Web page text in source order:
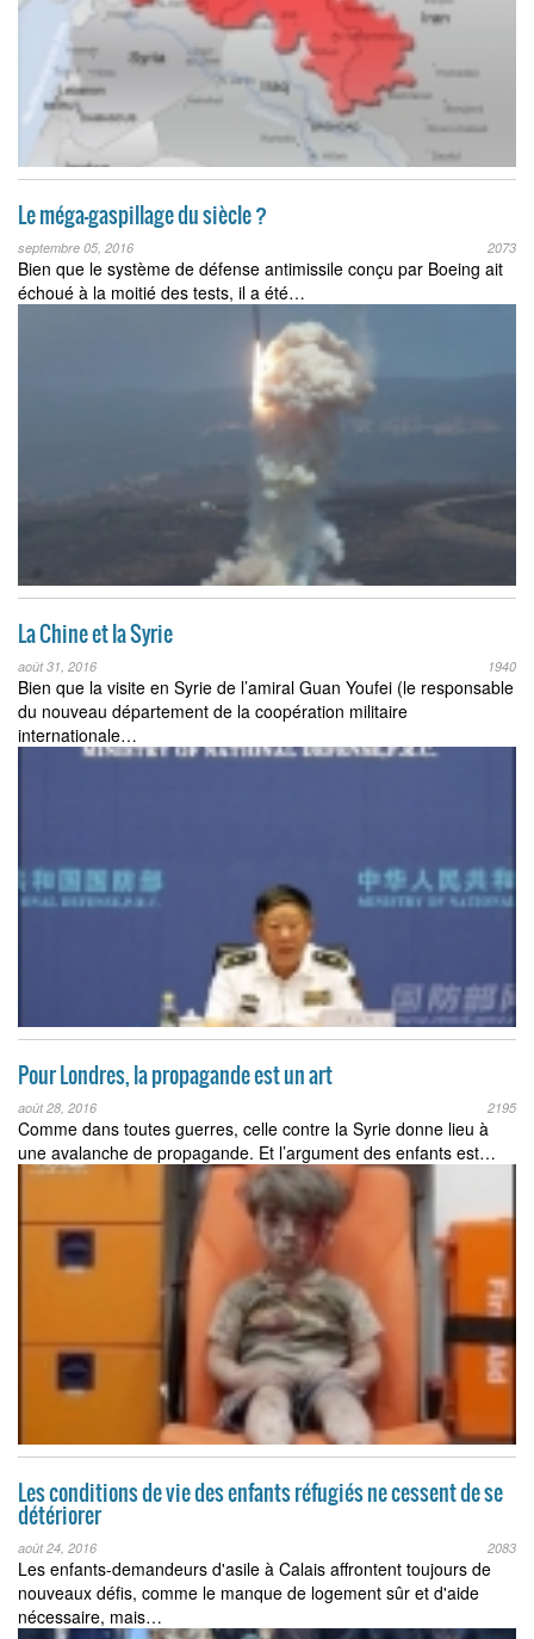
Le méga-gaspillage du siècle ?
septembre 05, 2016 2073
Bien que le système de défense antimissile conçu par Boeing ait
échoué à la moitié des tests, il a été…
La Chine et la Syrie
août 31, 2016 1940
Bien que la visite en Syrie de l’amiral Guan Youfei (le responsable
du nouveau département de la coopération militaire
internationale…
Pour Londres, la propagande est un art
août 28, 2016 2195
Comme dans toutes guerres, celle contre la Syrie donne lieu à
une avalanche de propagande. Et l’argument des enfants est…
Les conditions de vie des enfants réfugiés ne cessent de se
détériorer
août 24, 2016 2083
Les enfants-demandeurs d'asile à Calais affrontent toujours de
nouveaux défis, comme le manque de logement sûr et d'aide
nécessaire, mais…